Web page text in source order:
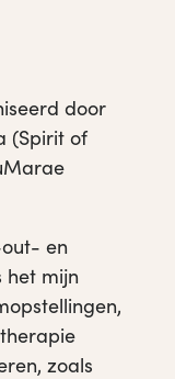
door
(Spirit of
en
het mijn
zoals